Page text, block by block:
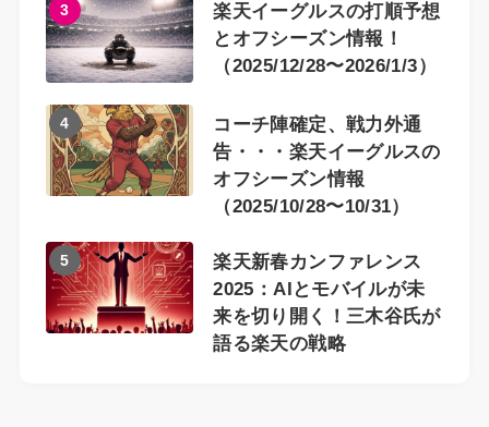
3
楽天イーグルスの打順予想
とオフシーズン情報！
（2025/12/28〜2026/1/3）
4
コーチ陣確定、戦力外通
告・・・楽天イーグルスの
オフシーズン情報
（2025/10/28〜10/31）
5
楽天新春カンファレンス
2025：AIとモバイルが未
来を切り開く！三木谷氏が
語る楽天の戦略